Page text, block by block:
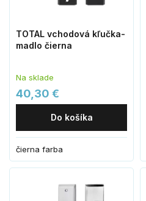
TOTAL vchodová kľučka-
madlo čierna
Na sklade
40,30 €
Do košíka
čierna farba